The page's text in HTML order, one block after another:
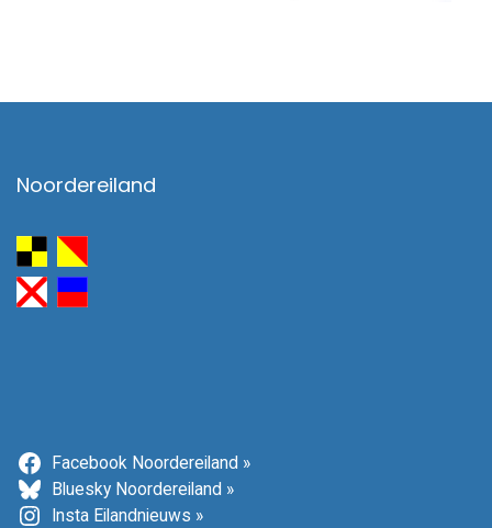
Noordereiland
Facebook Noordereiland »
Bluesky Noordereiland »
Insta Eilandnieuws »